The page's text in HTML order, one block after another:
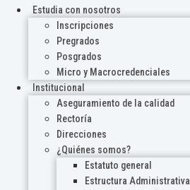
Estudia con nosotros
Inscripciones
Pregrados
Posgrados
Micro y Macrocredenciales
Institucional
Aseguramiento de la calidad
Rectoría
Direcciones
¿Quiénes somos?
Estatuto general
Estructura Administrativa